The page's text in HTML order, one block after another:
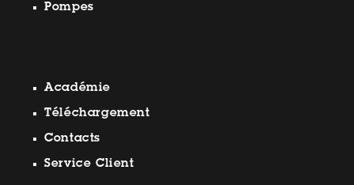
Pompes
Académie
Téléchargement
Contacts
Service Client